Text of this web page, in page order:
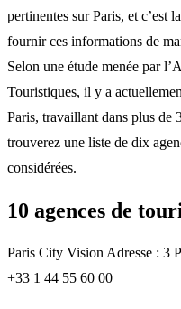
pertinentes sur Paris, et c’est
fournir ces informations de
Selon une étude menée par
Touristiques, il y a
Paris, travaillant dans plus de
trouverez une liste de dix
considérées.
10 agences de
Paris City Vision Adresse : 3
+33 1 44 55 60 00